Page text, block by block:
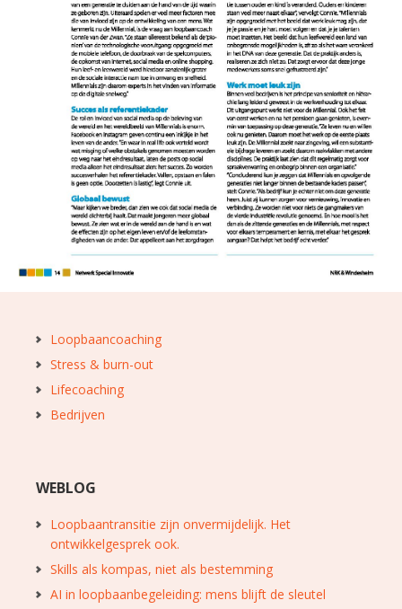
Loopbaancoaching
Stress & burn-out
Lifecoaching
Bedrijven
WEBLOG
Loopbaantransitie zijn onvermijdelijk. Het
ontwikkelgesprek ook.
Skills als kompas, niet als bestemming
AI in loopbaanbegeleiding: mens blijft de sleutel